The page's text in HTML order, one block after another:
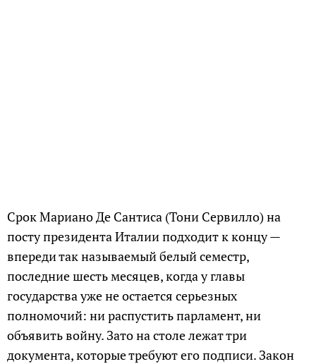
Срок Мариано Де Сантиса (Тони Сервилло) на
посту президента Италии подходит к концу —
впереди так называемый белый семестр,
последние шесть месяцев, когда у главы
государства уже не остается серьезных
полномочий: ни распустить парламент, ни
объявить войну. Зато на столе лежат три
документа, которые требуют его подписи. Закон